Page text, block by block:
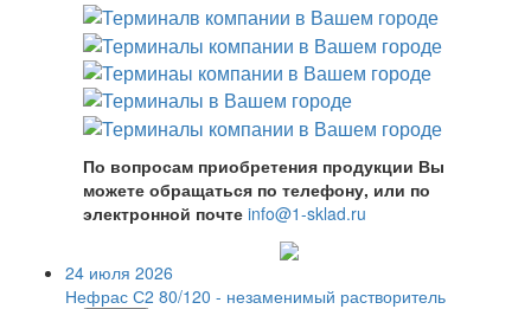
По вопросам приобретения продукции Вы
можете обращаться по телефону, или по
электронной почте info@1-sklad.ru
24 июля 2026
Нефрас С2 80/120 - незаменимый растворитель